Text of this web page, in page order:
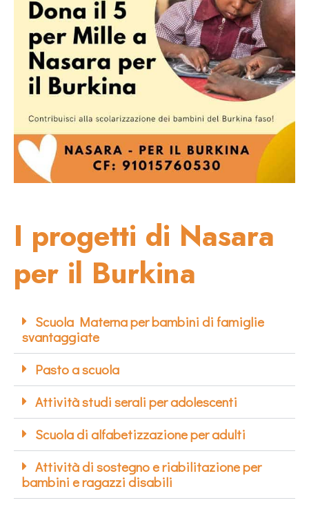
I progetti di Nasara
per il Burkina
Scuola Materna per bambini di famiglie
svantaggiate
Pasto a scuola
Attività studi serali per adolescenti
Scuola di alfabetizzazione per adulti
Attività di sostegno e riabilitazione per
bambini e ragazzi disabili